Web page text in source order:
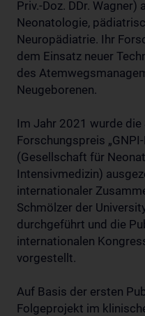
Priv.-Doz. DDr.
Neonatologie,
Neuropädiatrie. Ihr
dem Einsatz neuer
des
Neugeborenen.
Im Jahr 2021 wurde
Forschungspreis
(Gesellschaft für
Intensivmedizin)
internationaler
Schmölzer der
durchgeführt und die
internationalen
vorgestellt.
Auf Basis der ersten
Folgeprojekt im